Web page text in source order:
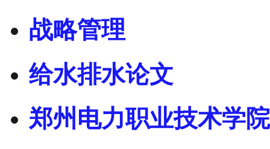
战略管理
给水排水论文
郑州电力职业技术学院